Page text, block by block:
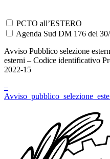
PCTO all’ESTERO
Agenda Sud DM 176 del
Avviso Pubblico selezione
esterni – Codice identificativo
2022-15
–